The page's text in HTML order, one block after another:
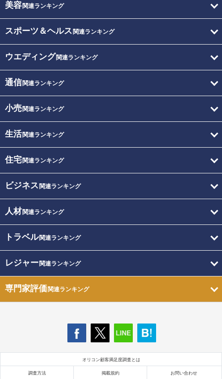
美容関連ランキング
スポーツ＆ヘルス 関連ランキング
ウエディング関連ランキング
通信関連ランキング
小売関連ランキング
生活関連ランキング
住宅関連ランキング
ビジネス 関連ランキング
人材関連ランキング
トラベル関連ランキング
レジャー関連ランキング
専門家評価関連ランキング
オリコン顧客満足度調査とは
調査方法 掲載規約 お問い合わせ